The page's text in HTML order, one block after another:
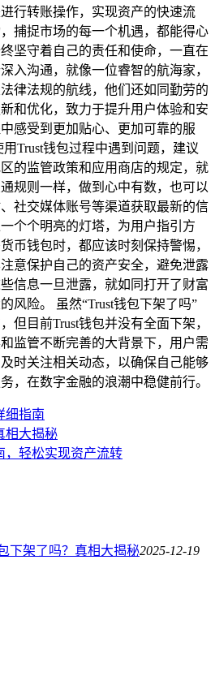
行转账操作，实现资产的快速流
捕捉市场的每一个机遇，都能得心
坚守着自己的责任和使命，一直在
入沟通，就像一位睿智的航海家，
律法规的航线，他们还如同勤劳的
和优化，致力于提升用户体验和安
感受到更加贴心、更加可靠的服
Trust钱包过程中遇到问题，建议
的监管政策和应用商店的规定，就
规则一样，做到心中有数，也可以
社交媒体账号等渠道获取最新的信
个个明亮的灯塔，为用户指引方
币钱包时，都应该时刻保持警惕，
意保护自己的资产安全，避免泄露
信息一旦泄露，就如同打开了财富
风险。 虽然“Trust钱包下架了吗”
但目前Trust钱包并没有全面下架，
监管不断完善的大背景下，用户需
时关注相关动态，以确保自己能够
，在数字金融的浪潮中稳健前行。
细指南
相大揭秘
，轻松实现资产流转
下架了吗？真相大揭秘2025-12-19